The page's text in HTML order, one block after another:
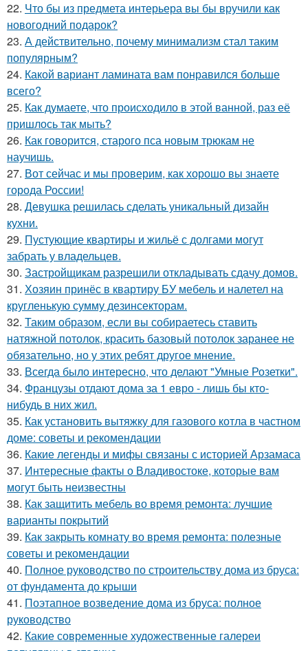
22. Что бы из предмета интерьера вы бы вручили как
новогодний подарок?
23. А действительно, почему минимализм стал таким
популярным?
24. Какой вариант ламината вам понравился больше
всего?
25. Как думаете, что происходило в этой ванной, раз её
пришлось так мыть?
26. Как говорится, старого пса новым трюкам не
научишь.
27. Вот сейчас и мы проверим, как хорошо вы знаете
города России!
28. Девушка решилась сделать уникальный дизайн
кухни.
29. Пустующие квартиры и жильё с долгами могут
забрать у владельцев.
30. Застройщикам разрешили откладывать сдачу домов.
31. Хозяин принёс в квартиру БУ мебель и налетел на
кругленькую сумму дезинсекторам.
32. Таким образом, если вы собираетесь ставить
натяжной потолок, красить базовый потолок заранее не
обязательно, но у этих ребят другое мнение.
33. Всегда было интересно, что делают "Умные Розетки".
34. Французы отдают дома за 1 евро - лишь бы кто-
нибудь в них жил.
35. Как установить вытяжку для газового котла в частном
доме: советы и рекомендации
36. Какие легенды и мифы связаны с историей Арзамаса
37. Интересные факты о Владивостоке, которые вам
могут быть неизвестны
38. Как защитить мебель во время ремонта: лучшие
варианты покрытий
39. Как закрыть комнату во время ремонта: полезные
советы и рекомендации
40. Полное руководство по строительству дома из бруса:
от фундамента до крыши
41. Поэтапное возведение дома из бруса: полное
руководство
42. Какие современные художественные галереи